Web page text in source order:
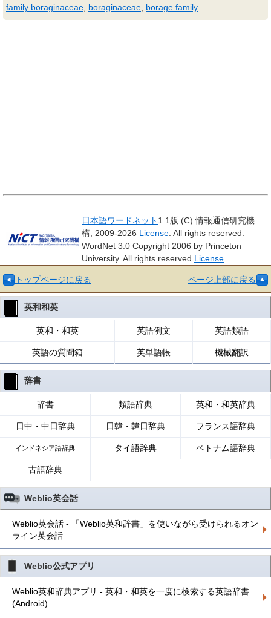
family boraginaceae boraginaceae borage family
日本語ワードネット 1.1版 (C) 情報通信研究機
構, 2009-2026 License . All rights reserved.
WordNet 3.0 Copyright 2006 by Princeton
University. All rights reserved. License
トップページに戻る ページ上部に戻る
英和和英
英和・和英 英語例文 英語類語
英語の質問箱 英単語帳 機械翻訳
辞書
辞書 類語辞典 英和・和英辞典
日中・中日辞典 日韓・韓日辞典 フランス語辞典
インドネシア語辞典 タイ語辞典 ベトナム語辞典
古語辞典
Weblio英会話
Weblio英会話 - 「Weblio英和辞書」を使いながら受けられるオン
ライン英会話
Weblio公式アプリ
Weblio英和辞典アプリ - 英和・和英を一度に検索する英語辞書
(Android)